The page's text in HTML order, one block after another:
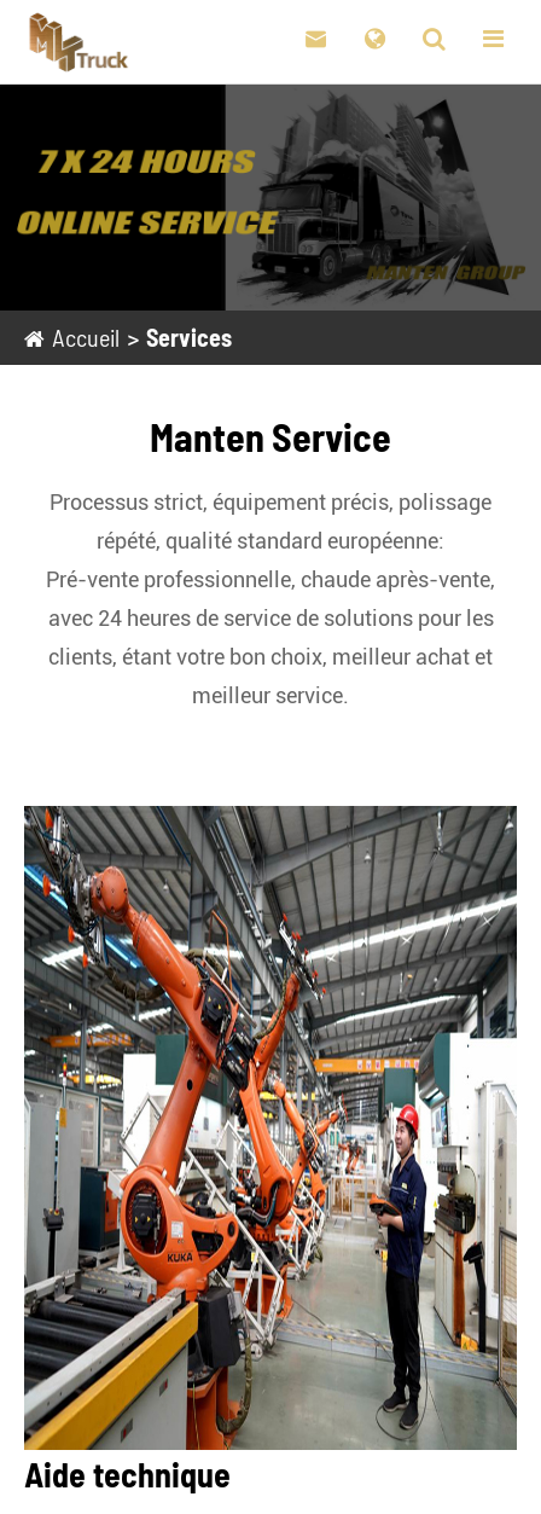

Accueil Services
Manten Service
Processus strict, équipement précis, polissage
répété, qualité standard européenne:
Pré-vente professionnelle, chaude après-vente,
avec 24 heures de service de solutions pour les
clients, étant votre bon choix, meilleur achat et
meilleur service.
Aide technique